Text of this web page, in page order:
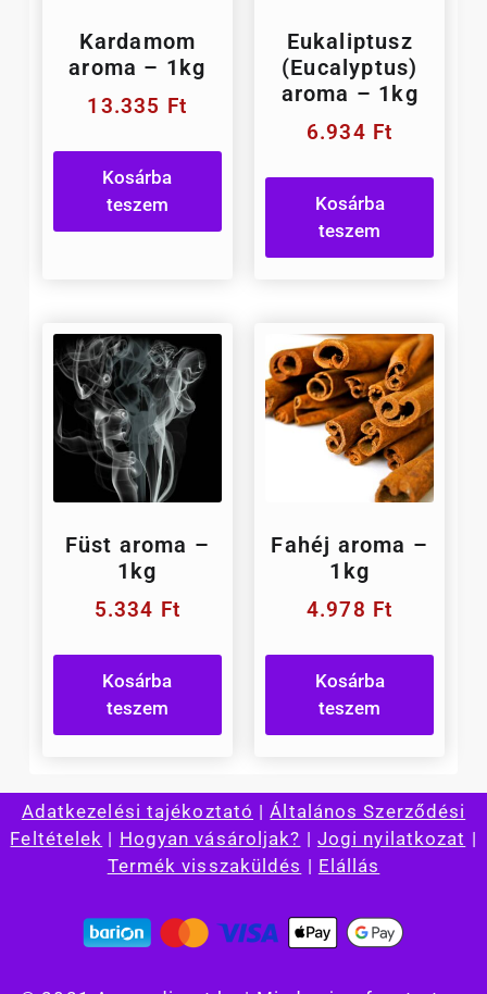
Kardamom
aroma – 1kg
13.335 Ft
Kosárba
teszem
Eukaliptusz
(Eucalyptus)
aroma – 1kg
6.934 Ft
Kosárba
teszem
Füst aroma –
1kg
5.334 Ft
Kosárba
teszem
Fahéj aroma –
1kg
4.978 Ft
Kosárba
teszem
Adatkezelési tajékoztató |Általános Szerződési
Feltételek | Hogyan vásároljak? | Jogi nyilatkozat |
Termék visszaküldés | Elállás